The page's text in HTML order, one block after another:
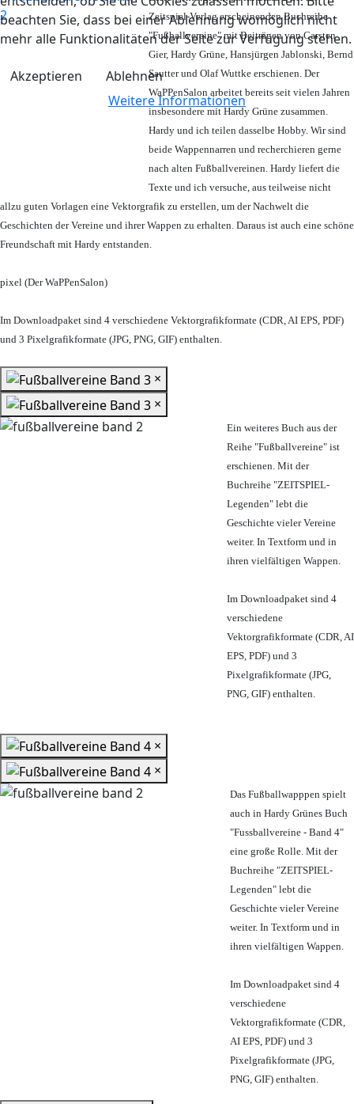
beachten Sie, dass bei einer Ablehnung womöglich nicht
mehr alle Funktionalitäten der Seite zur Verfügung stehen.
Akzeptieren
Ablehnen
Weitere Informationen
Zeitspiel-Verlag erscheinenden Buchreihe
"Fußballvereine" mit Beiträgen von Carsten
Gier, Hardy Grüne, Hansjürgen Jablonski, Bernd
Sautter und Olaf Wuttke erschienen. Der
WaPPenSalon arbeitet bereits seit vielen Jahren
insbesondere mit Hardy Grüne zusammen.
Hardy und ich teilen dasselbe Hobby. Wir sind
beide Wappennarren und recherchieren gerne
nach alten Fußballvereinen. Hardy liefert die
Texte und ich versuche, aus teilweise nicht
allzu guten Vorlagen eine Vektorgrafik zu erstellen, um der Nachwelt die
Geschichten der Vereine und ihrer Wappen zu erhalten. Daraus ist auch eine schöne
Freundschaft mit Hardy entstanden.
pixel (Der WaPPenSalon)
Im Downloadpaket sind 4 verschiedene Vektorgrafikformate (CDR, AI EPS, PDF)
und 3 Pixelgrafikformate (JPG, PNG, GIF) enthalten.
×
×
Ein weiteres Buch aus der
Reihe "Fußballvereine" ist
erschienen. Mit der
Buchreihe "ZEITSPIEL-
Legenden" lebt die
Geschichte vieler Vereine
weiter. In Textform und in
ihren vielfältigen Wappen.
Im Downloadpaket sind 4
verschiedene
Vektorgrafikformate (CDR, AI
EPS, PDF) und 3
Pixelgrafikformate (JPG,
PNG, GIF) enthalten.
×
×
Das Fußballwapppen spielt
auch in Hardy Grünes Buch
"Fussballvereine - Band 4"
eine große Rolle. Mit der
Buchreihe "ZEITSPIEL-
Legenden" lebt die
Geschichte vieler Vereine
weiter. In Textform und in
ihren vielfältigen Wappen.
Im Downloadpaket sind 4
verschiedene
Vektorgrafikformate (CDR,
AI EPS, PDF) und 3
Pixelgrafikformate (JPG,
PNG, GIF) enthalten.